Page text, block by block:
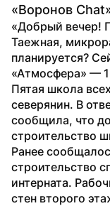
«Воронов
«Добрый вечер!
Таежная,
планируется?
«Атмосфера» —
Пятая школа
северянин. В
сообщила, что
строительство
Ранее
строительство
интерната.
стен второго